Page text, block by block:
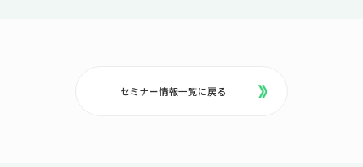
セミナー情報一覧に戻る